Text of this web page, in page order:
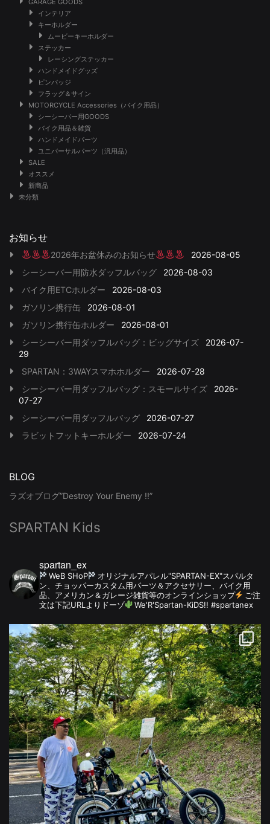
インテリア
キーホルダー
ムービーキーホルダー
ステッカー
レーシングステッカー
ハンドメイドグッズ
ピンバッジ
フラッグ＆サイン
MOTORCYCLE Accessories（バイク用品）
シーシーバー用GOODS
バイク用品＆雑貨
ハンドメイドパーツ
ユニバーサルパーツ（汎用品）
SALE
オススメ
新商品
未分類
お知らせ
2026年お盆休みのお知らせ
2026-08-05
シーシーバー用防水ダッフルバッグ
2026-08-03
バイク用ETCホルダー
2026-08-03
ガソリン携行缶
2026-08-01
ガソリン携行缶ホルダー
2026-08-01
シーシーバー用ダッフルバッグ：ビッグサイズ
2026-07-
29
SPARTAN：3WAYスマホホルダー
2026-07-28
シーシーバー用ダッフルバッグ：スモールサイズ
2026-
07-27
シーシーバー用ダッフルバッグ
2026-07-27
ラビットフットキーホルダー
2026-07-24
BLOG
ラズオブログ”Destroy Your Enemy !!”
SPARTAN Kids
spartan_ex
WeB SHoP
オリジナルアパレル"SPARTAN-EX"スパルタ
ン、チョッパーカスタム用パーツ＆アクセサリー、バイク用
品、アメリカン＆ガレージ雑貨等のオンラインショップ
ご注
文は下記URLよりドーゾ
We'R'Spartan-KiDS!! #spartanex